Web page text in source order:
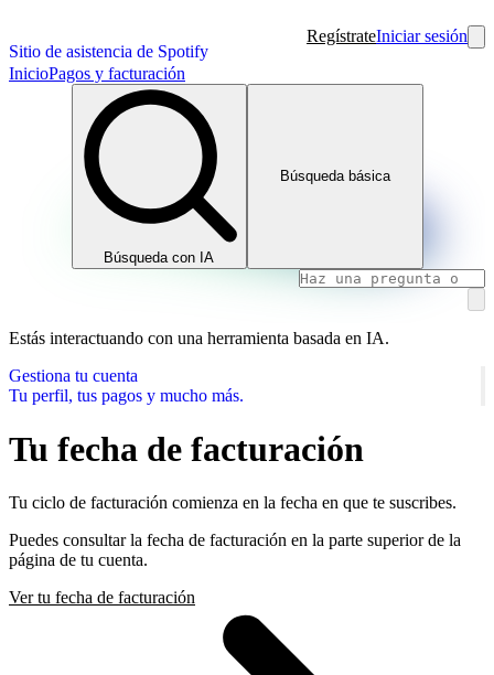
Sitio de asistencia de Spotify
RegístrateIniciar sesión
InicioPagos y facturación
Búsqueda con IA
Búsqueda básica
Estás interactuando con una herramienta basada en IA.
Gestiona tu cuenta
Tu perfil, tus pagos y mucho más.
Tu fecha de facturación
Tu ciclo de facturación comienza en la fecha en que te suscribes.
Puedes consultar la fecha de facturación en la parte superior de la
página de tu cuenta.
Ver tu fecha de facturación